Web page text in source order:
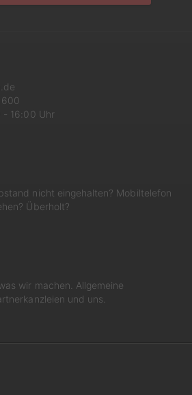
- 16:00 Uhr
nicht eingehalten? Mobiltelefon
Überholt?
wir machen. Allgemeine
und uns.